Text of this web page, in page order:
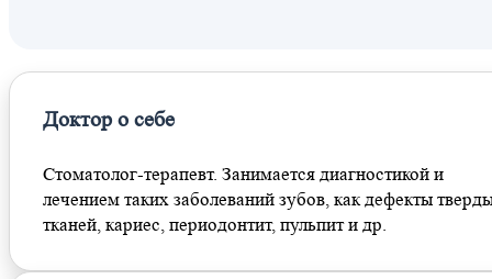
Трубная
Рижская
Марьина Роща
Ермакова Роща
Доктор о себе
Стоматолог-терапевт. Занимается диагностикой и
лечением таких заболеваний зубов, как дефекты
тканей, кариес, периодонтит, пульпит и др.